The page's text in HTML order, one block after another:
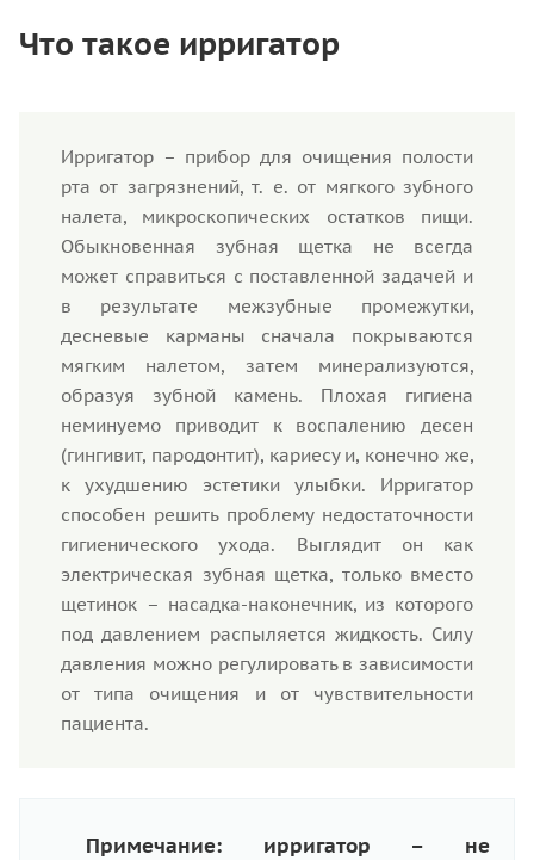
Что такое ирригатор
Ирригатор – прибор для очищения полости
рта от загрязнений, т. е. от мягкого зубного
налета, микроскопических остатков пищи.
Обыкновенная зубная щетка не всегда
может справиться с поставленной задачей и
в результате межзубные промежутки,
десневые карманы сначала покрываются
мягким налетом, затем минерализуются,
образуя зубной камень. Плохая гигиена
неминуемо приводит к воспалению десен
(гингивит, пародонтит), кариесу и, конечно же,
к ухудшению эстетики улыбки. Ирригатор
способен решить проблему недостаточности
гигиенического ухода. Выглядит он как
электрическая зубная щетка, только вместо
щетинок – насадка-наконечник, из которого
под давлением распыляется жидкость. Силу
давления можно регулировать в зависимости
от типа очищения и от чувствительности
пациента.
Примечание: ирригатор – не